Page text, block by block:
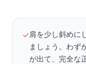
✓肩を少し斜めに
ましょう。わず
が出て、完全な